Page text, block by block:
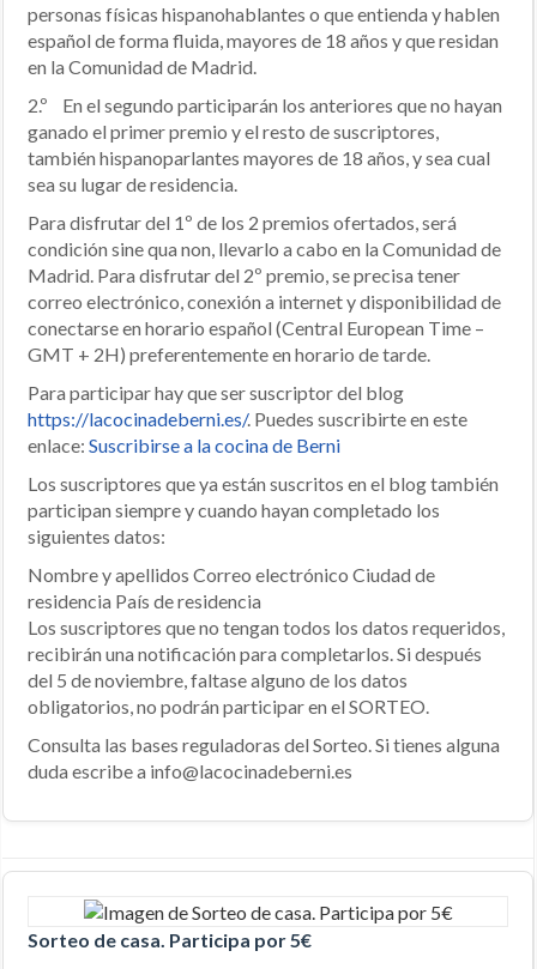
personas físicas hispanohablantes o que entienda y hablen
español de forma fluida, mayores de 18 años y que residan
en la Comunidad de Madrid.
2.º En el segundo participarán los anteriores que no hayan
ganado el primer premio y el resto de suscriptores,
también hispanoparlantes mayores de 18 años, y sea cual
sea su lugar de residencia.
Para disfrutar del 1º de los 2 premios ofertados, será
condición sine qua non, llevarlo a cabo en la Comunidad de
Madrid. Para disfrutar del 2º premio, se precisa tener
correo electrónico, conexión a internet y disponibilidad de
conectarse en horario español (Central European Time –
GMT + 2H) preferentemente en horario de tarde.
Para participar hay que ser suscriptor del blog
https://lacocinadeberni.es/. Puedes suscribirte en este
enlace: Suscribirse a la cocina de Berni
Los suscriptores que ya están suscritos en el blog también
participan siempre y cuando hayan completado los
siguientes datos:
Nombre y apellidos Correo electrónico Ciudad de
residencia País de residencia
Los suscriptores que no tengan todos los datos requeridos,
recibirán una notificación para completarlos. Si después
del 5 de noviembre, faltase alguno de los datos
obligatorios, no podrán participar en el SORTEO.
Consulta las bases reguladoras del Sorteo. Si tienes alguna
duda escribe a info@lacocinadeberni.es
Sorteo de casa. Participa por 5€